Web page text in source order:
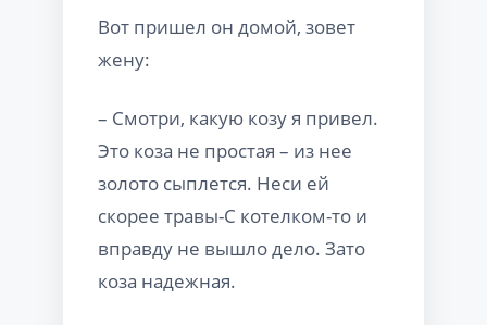
Вот пришел он домой, зовет
жену:
– Смотри, какую козу я привел.
Это коза не простая – из нее
золото сыплется. Неси ей
скорее травы-С котелком-то и
вправду не вышло дело. Зато
коза надежная.